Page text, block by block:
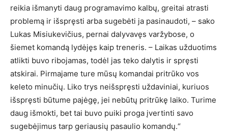
reikia išmanyti daug programavimo kalbų, greitai atrasti
problemą ir išspręsti arba sugebėti ja pasinaudoti, – sako
Lukas Misiukevičius, pernai dalyvavęs varžybose, o
šiemet komandą lydėjęs kaip treneris. – Laikas užduotims
atlikti buvo ribojamas, todėl jas teko dalytis ir spręsti
atskirai. Pirmajame ture mūsų komandai pritrūko vos
keleto minučių. Liko trys neišspręsti uždaviniai, kuriuos
išspręsti būtume pajėgę, jei nebūtų pritrūkę laiko. Turime
daug išmokti, bet tai buvo puiki proga įvertinti savo
sugebėjimus tarp geriausių pasaulio komandų.“